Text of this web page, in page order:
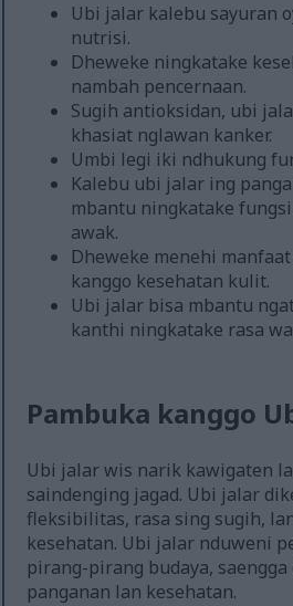
Ubi jalar kalebu sayuran
nutrisi.
Dheweke ningkatake
nambah pencernaan.
Sugih antioksidan, ubi
khasiat nglawan kanker.
Umbi legi iki ndhukung
Kalebu ubi jalar ing
mbantu ningkatake
awak.
Dheweke menehi
kanggo kesehatan kulit.
Ubi jalar bisa mbantu
kanthi ningkatake rasa
Pambuka kanggo
Ubi jalar wis narik kawigaten
saindenging jagad. Ubi jalar
fleksibilitas, rasa sing sugih,
kesehatan. Ubi jalar nduweni
pirang-pirang budaya,
panganan lan kesehatan.